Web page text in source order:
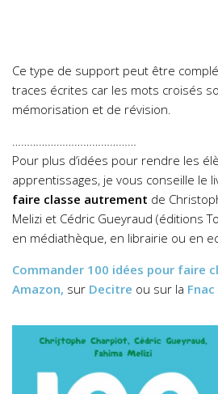
Ce type de support peut être
traces écrites car les mots croisés
mémorisation et de révision.
……………………………………
Pour plus d’idées pour rendre les
apprentissages, je vous conseille le
faire classe autrement de
Melizi et Cédric Gueyraud (éditions
en médiathèque, en librairie ou en
Commander 100 idées pour faire
Amazon, sur Decitre ou sur la Fnac